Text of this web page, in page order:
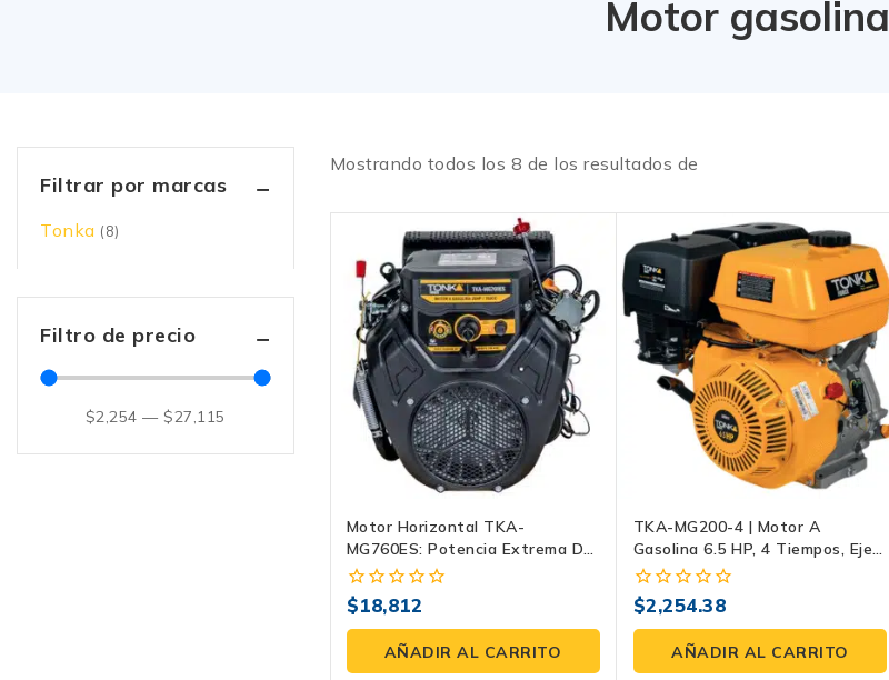
Motor gasolina
Mostrando todos los 8 de los resultados de
Motor Horizontal TKA-
MG760ES: Potencia Extrema De
26 HP Para Tu Maquinaria
0
fuera
5
$18,812
AÑADIR AL CARRITO
TKA-MG200-4 | Motor A
Gasolina 6.5 HP, 4 Tiempos, Eje
Recto 3/4″ Con Cuñero Para
Bomba, Generador Y Maquinaria
0
fuera
5
$2,254.38
AÑADIR AL CARRITO
Filtrar por marcas
Tonka (8)
Filtro de precio
$2,254 —$27,115